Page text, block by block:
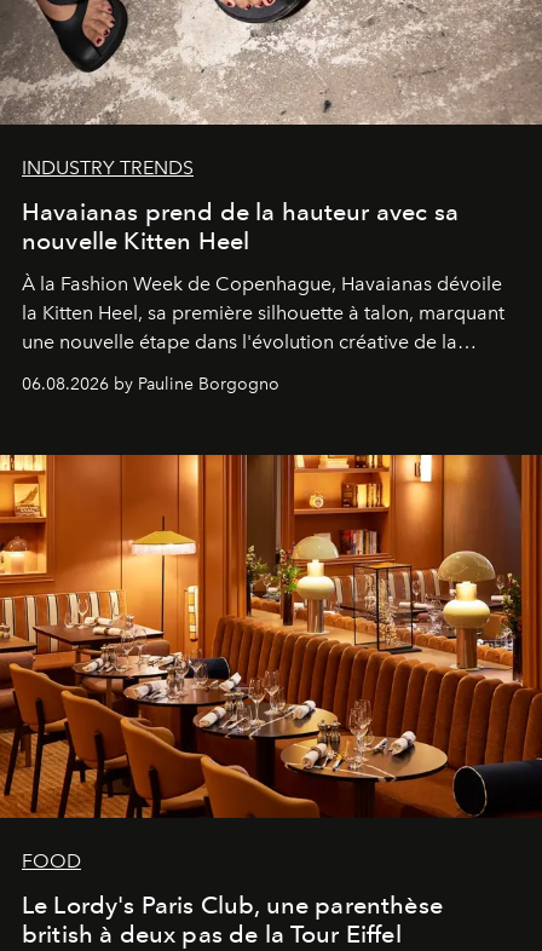
INDUSTRY TRENDS
Havaianas prend de la hauteur avec sa
nouvelle Kitten Heel
À la Fashion Week de Copenhague, Havaianas dévoile
la Kitten Heel, sa première silhouette à talon, marquant
une nouvelle étape dans l'évolution créative de la
06.08.2026 by Pauline Borgogno
FOOD
Le Lordy's Paris Club, une parenthèse
british à deux pas de la Tour Eiffel